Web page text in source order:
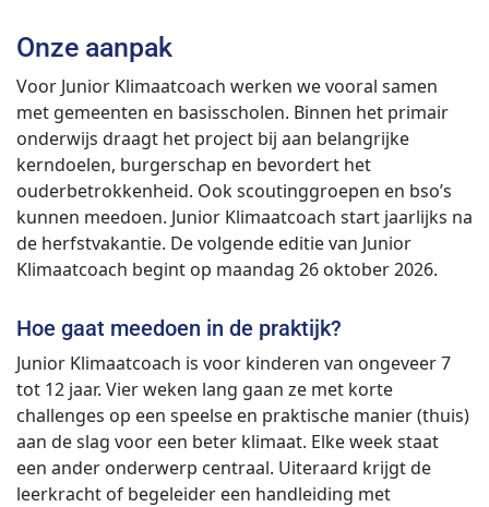
Onze aanpak
Voor Junior Klimaatcoach werken we vooral samen
met gemeenten en basisscholen. Binnen het primair
onderwijs draagt het project bij aan belangrijke
kerndoelen, burgerschap en bevordert het
ouderbetrokkenheid. Ook scoutinggroepen en bso’s
kunnen meedoen. Junior Klimaatcoach start jaarlijks na
de herfstvakantie. De volgende editie van Junior
Klimaatcoach begint op maandag 26 oktober 2026.
Hoe gaat meedoen in de praktijk?
Junior Klimaatcoach is voor kinderen van ongeveer 7
tot 12 jaar. Vier weken lang gaan ze met korte
challenges op een speelse en praktische manier (thuis)
aan de slag voor een beter klimaat. Elke week staat
een ander onderwerp centraal. Uiteraard krijgt de
leerkracht of begeleider een handleiding met